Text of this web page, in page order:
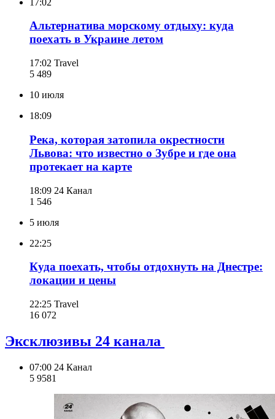
Альтернатива морскому отдыху: куда
поехать в Украине летом
17:02 Travel
5 489
10 июля
18:09
Река, которая затопила окрестности
Львова: что известно о Зубре и где она
протекает на карте
18:09 24 Канал
1 546
5 июля
22:25
Куда поехать, чтобы отдохнуть на Днестре:
локации и цены
22:25 Travel
16 072
Эксклюзивы 24 канала
07:00 24 Канал
5 9581